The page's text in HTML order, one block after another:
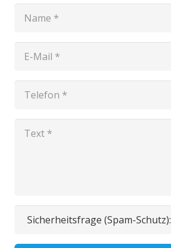
Sicherheitsfrage (Spam-Schutz):